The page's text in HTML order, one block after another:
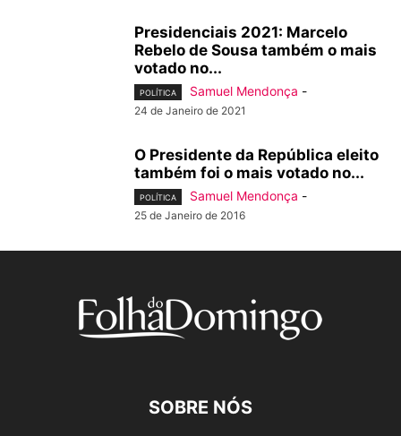
Presidenciais 2021: Marcelo
Rebelo de Sousa também o mais
votado no...
POLÍTICA Samuel Mendonça -
24 de Janeiro de 2021
O Presidente da República eleito
também foi o mais votado no...
POLÍTICA Samuel Mendonça -
25 de Janeiro de 2016
SOBRE NÓS